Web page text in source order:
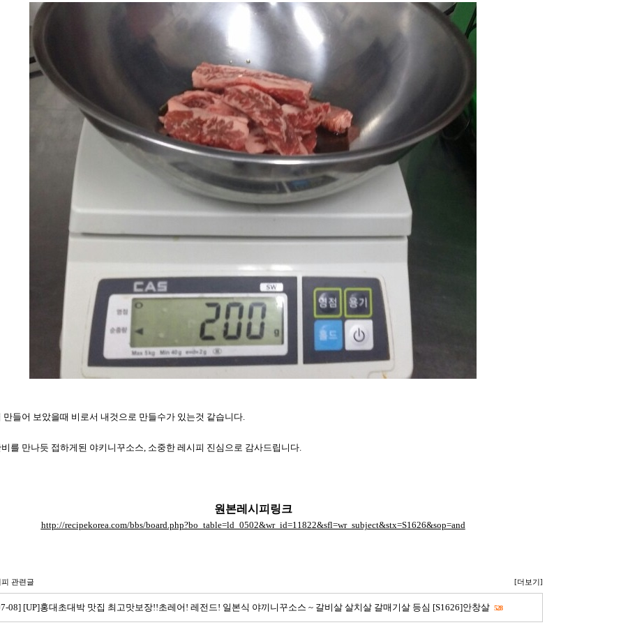
만들어 보았을때 비로서 내것으로 만들수가 있는것 같습니다.
를 만나듯 접하게된 야키니꾸소스, 소중한 레시피 진심으로 감사드립니다.
원본레시피링크
http://recipekorea.com/bbs/board.php?bo_table=ld_0502&wr_id=11822&sfl=wr_subject&stx=S1626&sop=and
관련글 [더보기]
08] [UP]홍대초대박 맛집 최고맛보장!!초레어! 레전드! 일본식 야끼니꾸소스 ~ 갈비살 살치살 갈매기살 등심 [S1626]안창살 528